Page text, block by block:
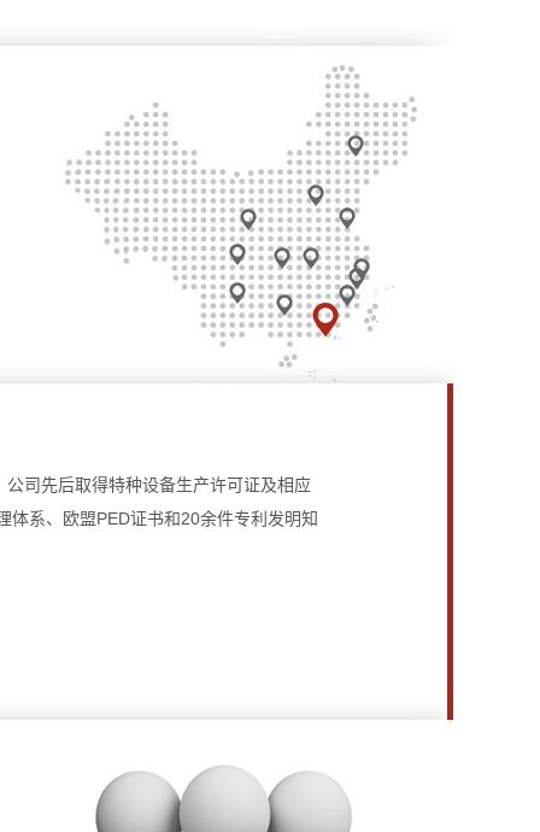
司先后取得特种设备生产许可证及相应
体系、欧盟PED证书和20余件专利发明知